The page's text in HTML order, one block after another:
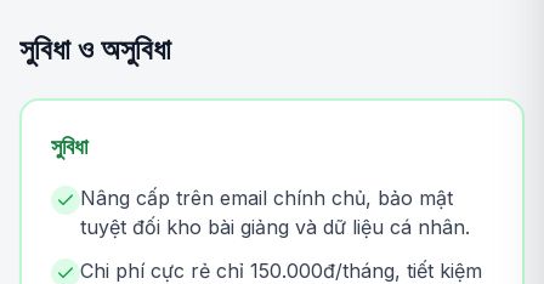
সুবিধা ও অসুবিধা
সুবিধা
Nâng cấp trên email chính chủ, bảo mật
tuyệt đối kho bài giảng và dữ liệu cá nhân.
Chi phí cực rẻ chỉ 150.000đ/tháng, tiết kiệm